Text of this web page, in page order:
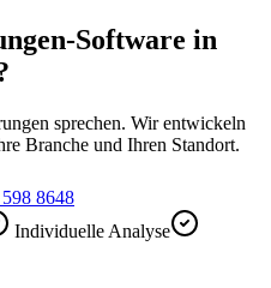
Software in
sprechen. Wir entwickeln
Branche und Ihren Standort.
8648
Individuelle Analyse